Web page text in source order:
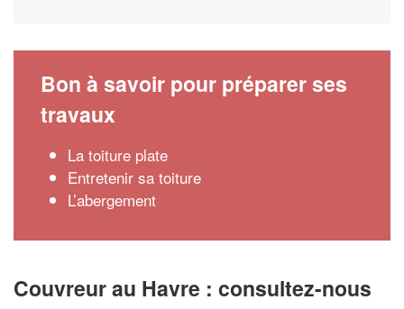
Bon à savoir pour préparer ses
travaux
La toiture plate
Entretenir sa toiture
L’abergement
Couvreur au Havre : consultez-nous